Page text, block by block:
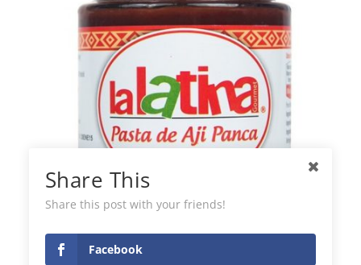
Pâte à Panca de Chili La Latina
Share This
Share this post with your friends!
Facebook